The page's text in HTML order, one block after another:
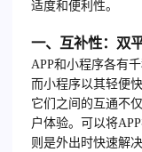
适度和便利性。
一、互补性：双
APP和小程序各有
而小程序以其轻便
它们之间的互通不
户体验。可以将
则是外出时快速解